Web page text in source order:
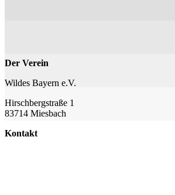
Der Verein
Wildes Bayern e.V.
Hirschbergstraße 1
83714 Miesbach
Kontakt